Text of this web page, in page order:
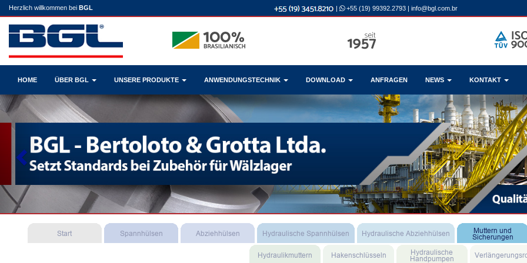
Herzlich willkommen bei BGL | +55 (19) 99392.2793 | info@bgl.com.br
HOME ÜBER BGL UNSERE PRODUKTE ANWENDUNGSTECHNIK DOWNLOAD ANFRAGEN NEWS KONTAKT
Previous